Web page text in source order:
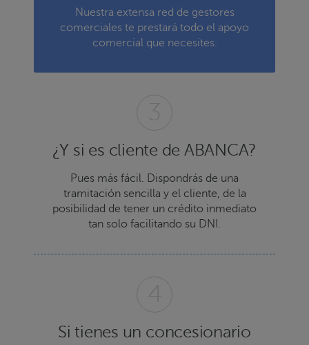
Nuestra extensa red de gestores
comerciales te prestará todo el apoyo
comercial que necesites.
¿Y si es cliente de ABANCA?
Pues más fácil. Dispondrás de una
tramitación sencilla y el cliente, de la
posibilidad de tener un crédito inmediato
tan solo facilitando su DNI.
Si tienes un concesionario